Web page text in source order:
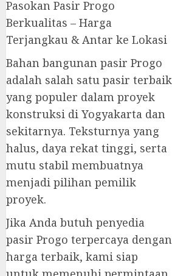
Pasokan Pasir Progo
Berkualitas – Harga
Terjangkau & Antar ke Lokasi
Bahan bangunan pasir Progo
adalah salah satu pasir terbaik
yang populer dalam proyek
konstruksi di Yogyakarta dan
sekitarnya. Teksturnya yang
halus, daya rekat tinggi, serta
mutu stabil membuatnya
menjadi pilihan pemilik
proyek.
Jika Anda butuh penyedia
pasir Progo terpercaya dengan
harga terbaik, kami siap